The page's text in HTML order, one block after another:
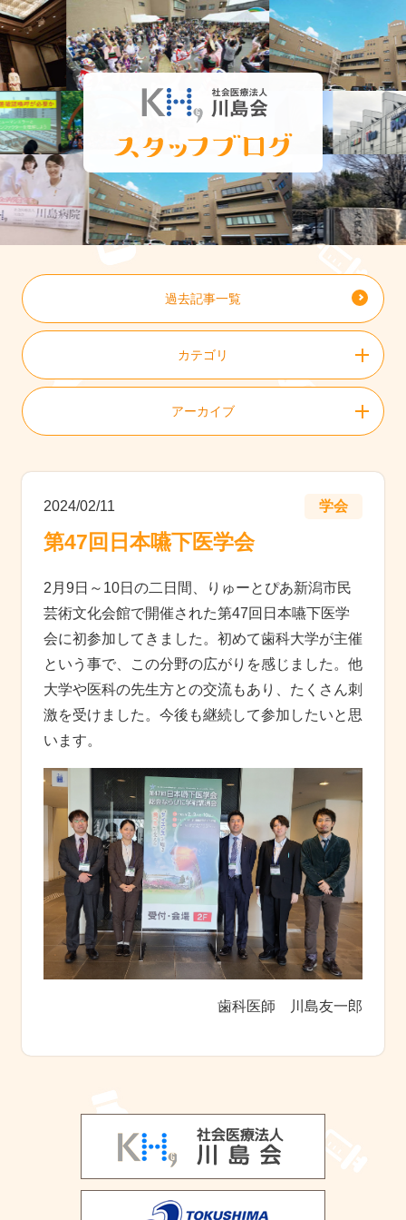
過去記事一覧
カテゴリ
アーカイブ
学会
2024/02/11
第47回日本嚥下医学会
2月9日～10日の二日間、りゅーとぴあ新潟市民
芸術文化会館で開催された第47回日本嚥下医学
会に初参加してきました。初めて歯科大学が主催
という事で、この分野の広がりを感じました。他
大学や医科の先生方との交流もあり、たくさん刺
激を受けました。今後も継続して参加したいと思
います。
歯科医師 川島友一郎